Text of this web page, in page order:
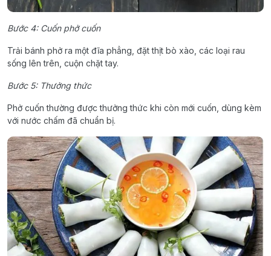
Bước 4: Cuốn phở cuốn
Trải bánh phở ra một đĩa phẳng, đặt thịt bò xào, các loại rau
sống lên trên, cuộn chặt tay.
Bước 5: Thưởng thức
Phở cuốn thường được thưởng thức khi còn mới cuốn, dùng kèm
với nước chấm đã chuẩn bị.